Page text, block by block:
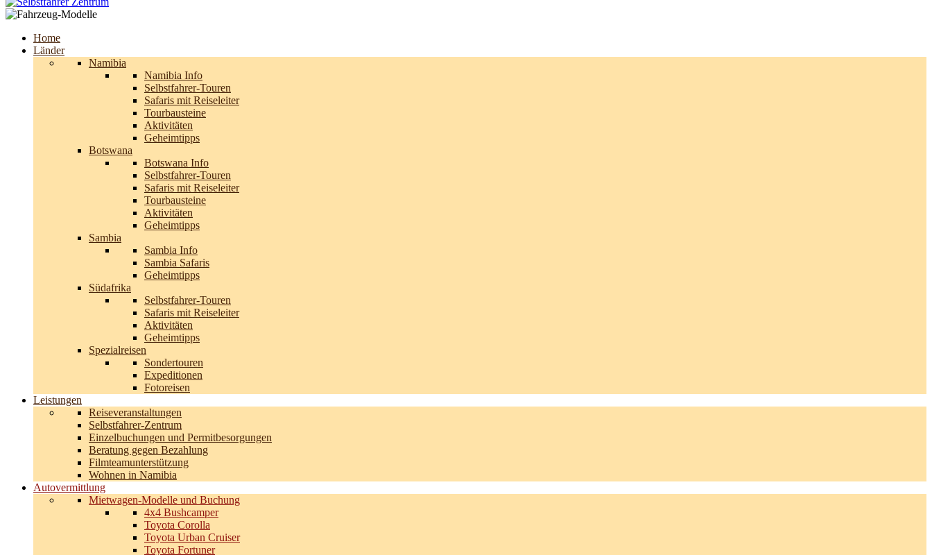
Home
Länder
Namibia
Namibia Info
Selbstfahrer-Touren
Safaris mit Reiseleiter
Tourbausteine
Aktivitäten
Geheimtipps
Botswana
Botswana Info
Selbstfahrer-Touren
Safaris mit Reiseleiter
Tourbausteine
Aktivitäten
Geheimtipps
Sambia
Sambia Info
Sambia Safaris
Geheimtipps
Südafrika
Selbstfahrer-Touren
Safaris mit Reiseleiter
Aktivitäten
Geheimtipps
Spezialreisen
Sondertouren
Expeditionen
Fotoreisen
Leistungen
Reiseveranstaltungen
Selbstfahrer-Zentrum
Einzelbuchungen und Permitbesorgungen
Beratung gegen Bezahlung
Filmteamunterstützung
Wohnen in Namibia
Autovermittlung
Mietwagen-Modelle und Buchung
4x4 Bushcamper
Toyota Corolla
Toyota Urban Cruiser
Toyota Fortuner